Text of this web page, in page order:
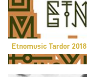
Etnomusic Tardor 2018